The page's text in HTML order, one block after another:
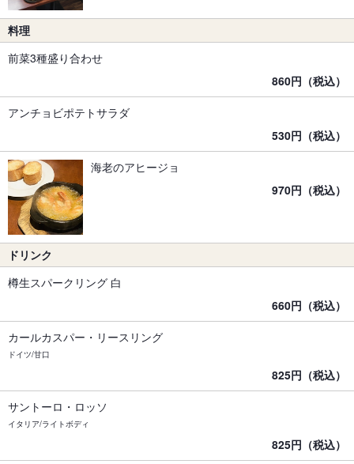
料理
前菜3種盛り合わせ
860円（税込）
アンチョビポテトサラダ
530円（税込）
海老のアヒージョ
970円（税込）
ドリンク
樽生スパークリング 白
660円（税込）
カールカスパー・リースリング
ドイツ/甘口
825円（税込）
サントーロ・ロッソ
イタリア/ライトボディ
825円（税込）